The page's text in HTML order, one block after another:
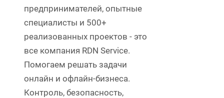
предпринимателей, опытные
специалисты и 500+
реализованных проектов - это
все компания RDN Service.
Помогаем решать задачи
онлайн и офлайн-бизнеса.
Контроль, безопасность,